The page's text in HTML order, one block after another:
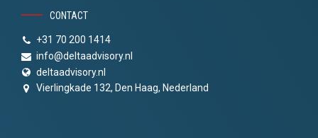
CONTACT
+31 70 200 1414
info@deltaadvisory.nl
deltaadvisory.nl
Vierlingkade 132, Den Haag, Nederland